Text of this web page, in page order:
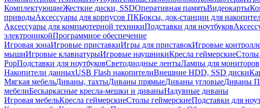
КомплектующиеЖесткие диски, SSDОперативная памятьВидеокарты
приводыАксессуары для корпусов ПКБоксы, док-станции для
Аксессуары для компьютерной техникиПодставки для ноутбуков
электроникойПрограммное обеспечение
Игровая зонаИгровые приставкиИгры для приставокИгровые
мышиИгровые клавиатурыИгровые наушникиКресла геймерскиеСтолы
PopПодставки для ноутбуковСветодиодные лентыЛампы для мониторов
Накопители данныхUSB Flash накопителиВнешние HDD, SSD диски
Мягкая мебельДиваны, тахтыДиваны прямыеДиваны угловыеДиваны
мебелиБескаркасные кресла-мешки и диваныНадувные диваны
Игровая мебельКресла геймерскиеСтолы геймерскиеПодставки для